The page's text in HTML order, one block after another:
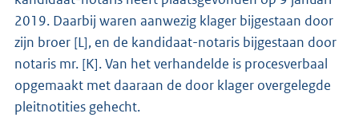
2019. Daarbij waren aanwezig klager bijgestaan door
zijn broer [L], en de kandidaat-notaris bijgestaan door
notaris mr. [K]. Van het verhandelde is proces­verbaal
opgemaakt met daaraan de door klager overgelegde
pleitnotities gehecht.